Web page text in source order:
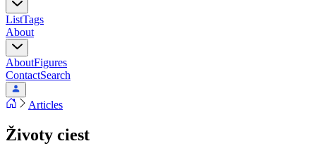
ListTags
About
AboutFigures
ContactSearch
Articles
Životy ciest